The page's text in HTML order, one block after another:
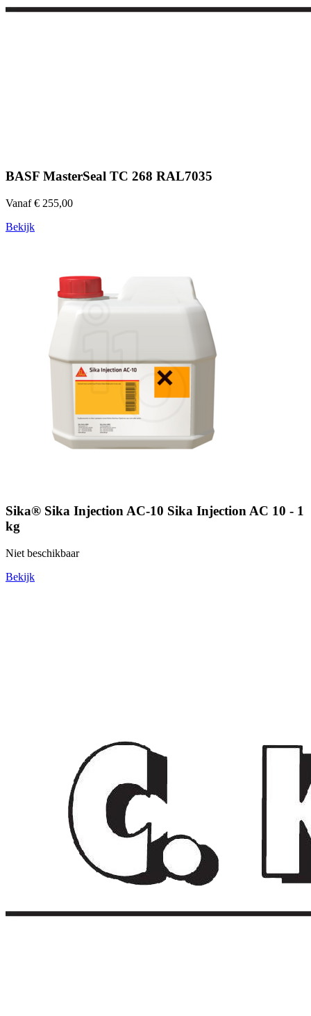
BASF MasterSeal TC 268 RAL7035
Vanaf € 255,00
Bekijk
Sika® Sika Injection AC-10 Sika Injection AC 10 - 1
kg
Niet beschikbaar
Bekijk